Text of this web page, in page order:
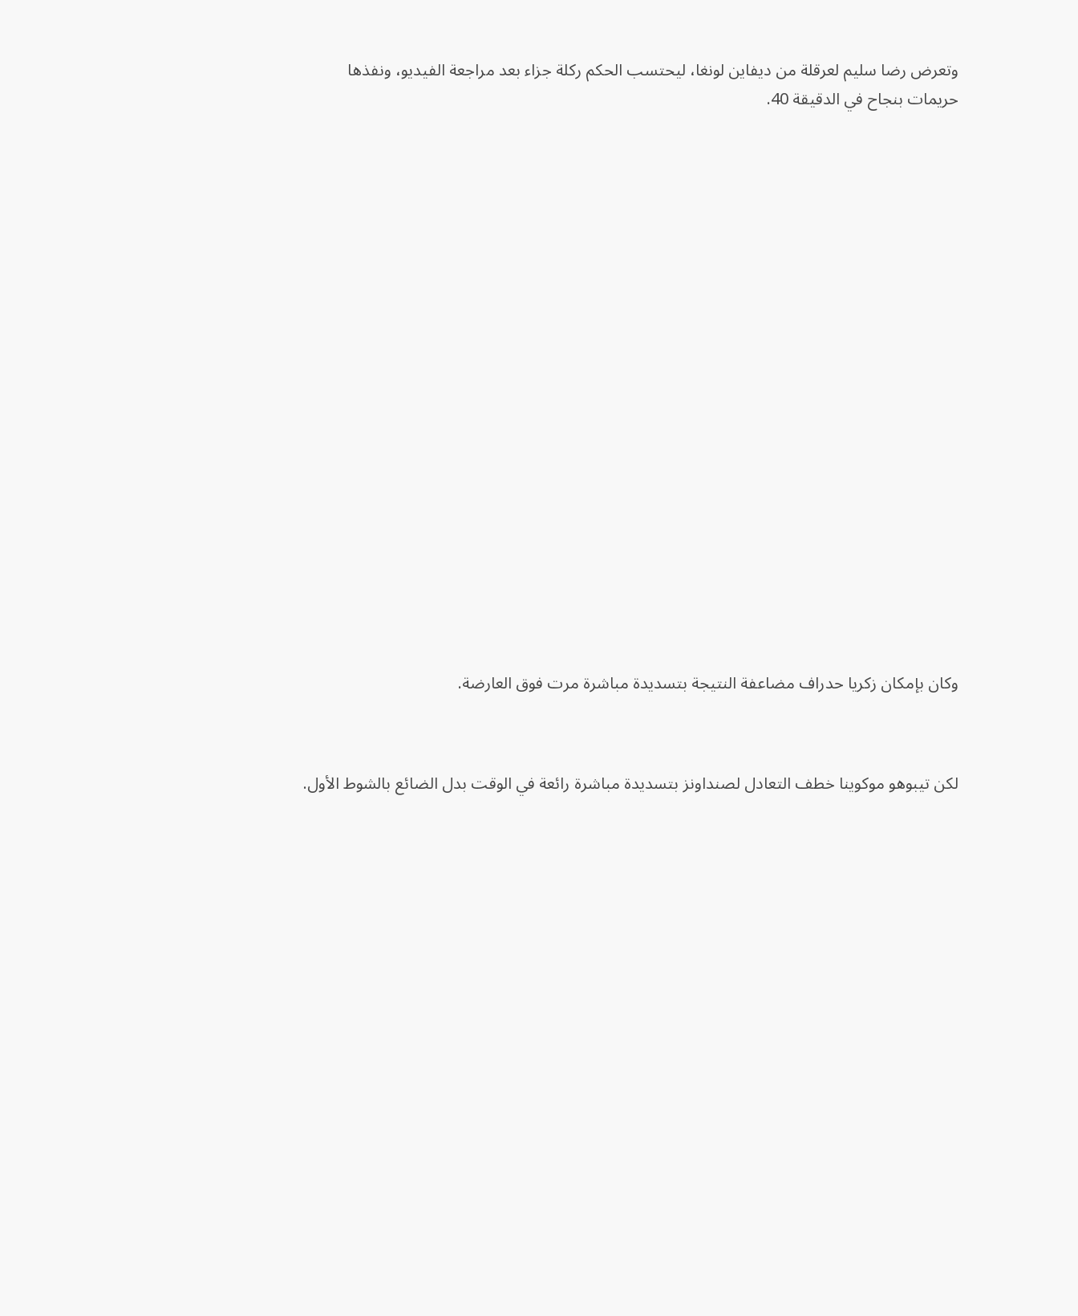
وتعرض رضا سليم لعرقلة من ديفاين لونغا، ليحتسب الحكم ركلة جزاء بعد مراجعة الفيديو، ونفذها
حريمات بنجاح في الدقيقة 40.
وكان بإمكان زكريا حدراف مضاعفة النتيجة بتسديدة مباشرة مرت فوق العارضة.
لكن تيبوهو موكوينا خطف التعادل لصنداونز بتسديدة مباشرة رائعة في الوقت بدل الضائع بالشوط الأول.